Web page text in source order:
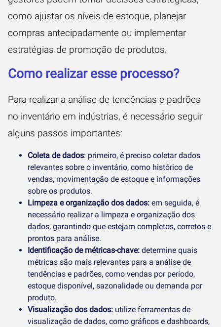
como ajustar os níveis de estoque, planejar
compras antecipadamente ou implementar
estratégias de promoção de produtos.
Como realizar esse processo?
Para realizar a análise de tendências e padrões
no inventário em indústrias, é necessário seguir
alguns passos importantes:
Coleta de dados: primeiro, é preciso coletar dados
relevantes sobre o inventário, como histórico de
vendas, movimentação de estoque e informações
sobre os produtos.
Limpeza e organização dos dados: em seguida, é
necessário realizar a limpeza e organização dos
dados, garantindo que estejam completos, corretos e
prontos para análise.
Identificação de métricas-chave: determine quais
métricas são mais relevantes para a análise de
tendências e padrões, como vendas por período,
estoque disponível, sazonalidade ou demanda por
produto.
Visualização dos dados: utilize ferramentas de
visualização de dados, como gráficos e dashboards,